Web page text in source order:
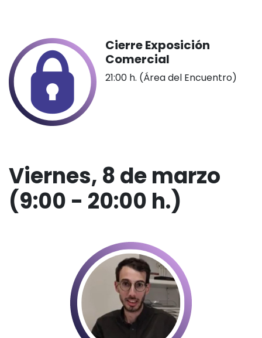
Cierre Exposición
Comercial
21:00 h. (Área del Encuentro)
Viernes, 8 de marzo
(9:00 - 20:00 h.)